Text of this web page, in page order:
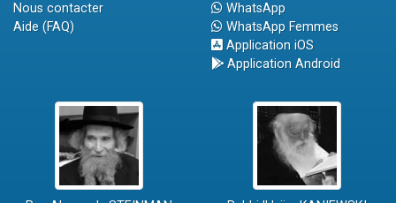
Nous contacter
Aide (FAQ)
WhatsApp
WhatsApp Femmes
Application iOS
Application Android